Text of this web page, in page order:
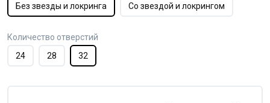
Без звезды и локринга
Со звездой и локрингом
Количество отверстий
24
28 32